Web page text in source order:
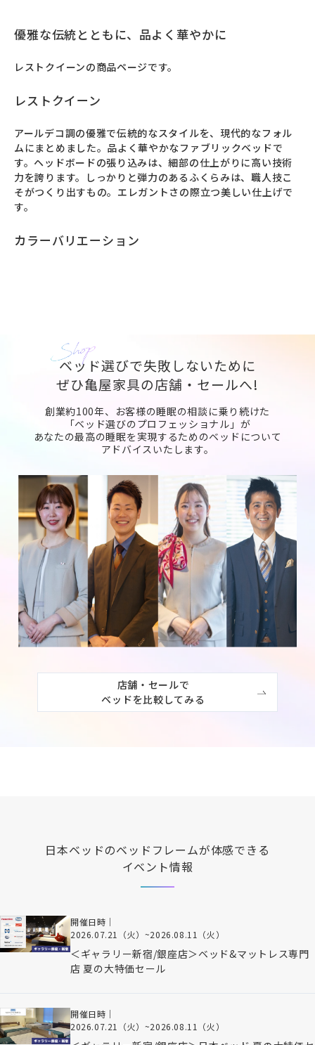
優雅な伝統とともに、品よく華やかに
レストクイーンの商品ページです。
レストクイーン
アールデコ調の優雅で伝統的なスタイルを、現代的なフォル
ムにまとめました。品よく華やかなファブリックベッドで
す。ヘッドボードの張り込みは、細部の仕上がりに高い技術
力を誇ります。しっかりと弾力のあるふくらみは、職人技こ
そがつくり出すもの。エレガントさの際立つ美しい仕上げで
す。
カラーバリエーション
ベッド選びで失敗しないために
ぜひ亀屋家具の店舗・セールへ!
創業約100年、お客様の睡眠の相談に乗り続けた
「ベッド選びのプロフェッショナル」が
あなたの最高の睡眠を実現するためのベッドについて
アドバイスいたします。
店舗・セールで
ベッドを比較してみる
日本ベッドのベッドフレームが体感できる
イベント情報
開催日時｜
2026.07.21（火） ~2026.08.11（火）
＜ギャラリー新宿/銀座店＞ベッド&マットレス専門
店 夏の大特価セール
開催日時｜
2026.07.21（火） ~2026.08.11（火）